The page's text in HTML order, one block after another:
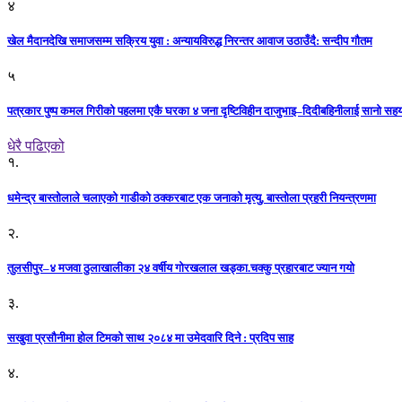
४
खेल मैदानदेखि समाजसम्म सक्रिय युवा : अन्यायविरुद्ध निरन्तर आवाज उठाउँदै: सन्दीप गौतम
५
पत्रकार पुष्प कमल गिरीको पहलमा एकै घरका ४ जना दृष्टिविहीन दाजुभाइ–दिदीबहिनीलाई सानो
धेरै पढिएको
१.
धमेन्द्र बास्तोलाले चलाएको गाडीको ठक्करबाट एक जनाको मृत्यु, बास्तोला प्रहरी नियन्त्रणमा
२.
तुलसीपुर–४ मजवा ठुलाखालीका २४ वर्षीय गोरखलाल खड्का.चक्कु प्रहारबाट ज्यान गयो
३.
सखुवा प्रसौनीमा होल टिमको साथ २०८४ मा उमेदवारि दिने : प्रदिप साह
४.